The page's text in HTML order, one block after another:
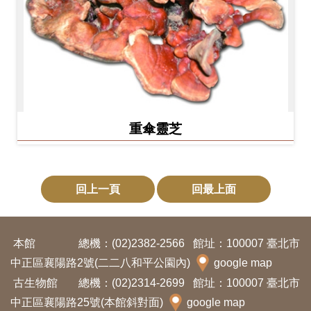
重傘靈芝
回上一頁 回最上面
本館 總機：(02)2382-2566
館址：100007 臺北市
中正區襄陽路2號(二二八和平公園內)
google map
古生物館
總機：(02)2314-2699
館址：100007 臺北市
中正區襄陽路25號(本館斜對面)
google map